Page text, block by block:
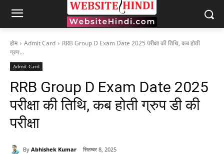
होम Admit Card
RRB Group D Exam Date 2025 परीक्षा की तिथि, कब होती
ग्रुप...
Admit Card
RRB Group D Exam Date 2025
परीक्षा की तिथि, कब होती ग्रुप डी की
परीक्षा
By Abhishek Kumar सितम्बर 8, 2025